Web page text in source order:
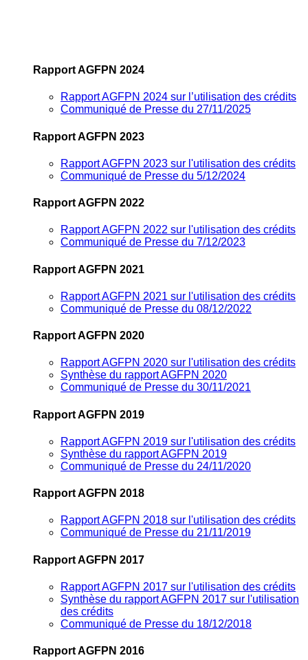
Rapport AGFPN 2024
Rapport AGFPN 2024 sur l’utilisation des crédits
Communiqué de Presse du 27/11/2025
Rapport AGFPN 2023
Rapport AGFPN 2023 sur l'utilisation des crédits
Communiqué de Presse du 5/12/2024
Rapport AGFPN 2022
Rapport AGFPN 2022 sur l'utilisation des crédits
Communiqué de Presse du 7/12/2023
Rapport AGFPN 2021
Rapport AGFPN 2021 sur l'utilisation des crédits
Communiqué de Presse du 08/12/2022
Rapport AGFPN 2020
Rapport AGFPN 2020 sur l'utilisation des crédits
Synthèse du rapport AGFPN 2020
Communiqué de Presse du 30/11/2021
Rapport AGFPN 2019
Rapport AGFPN 2019 sur l'utilisation des crédits
Synthèse du rapport AGFPN 2019
Communiqué de Presse du 24/11/2020
Rapport AGFPN 2018
Rapport AGFPN 2018 sur l'utilisation des crédits
Communiqué de Presse du 21/11/2019
Rapport AGFPN 2017
Rapport AGFPN 2017 sur l'utilisation des crédits
Synthèse du rapport AGFPN 2017 sur l'utilisation
des crédits
Communiqué de Presse du 18/12/2018
Rapport AGFPN 2016